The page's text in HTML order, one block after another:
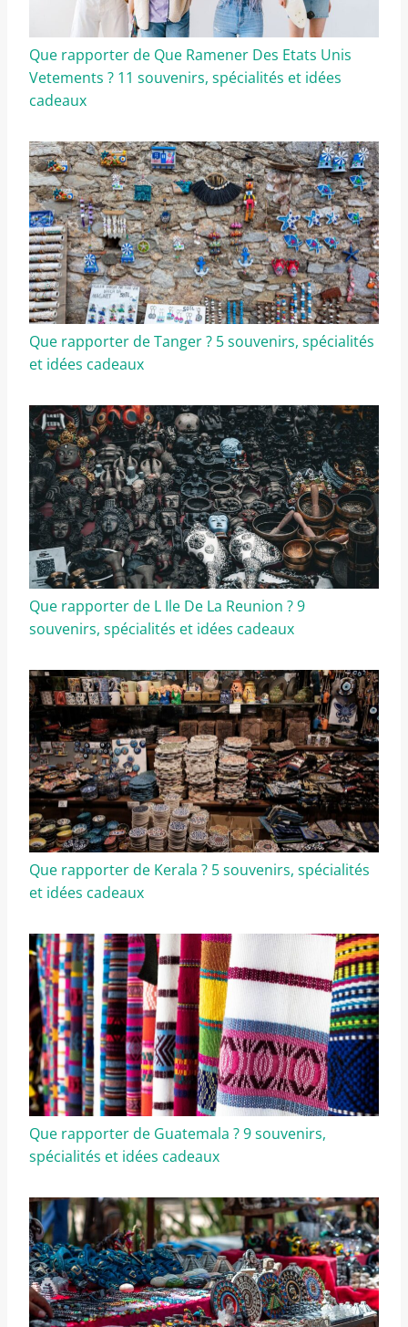
Que rapporter de Que Ramener Des Etats Unis
Vetements ? 11 souvenirs, spécialités et idées
cadeaux
Que rapporter de Tanger ? 5 souvenirs, spécialités
et idées cadeaux
Que rapporter de L Ile De La Reunion ? 9
souvenirs, spécialités et idées cadeaux
Que rapporter de Kerala ? 5 souvenirs, spécialités
et idées cadeaux
Que rapporter de Guatemala ? 9 souvenirs,
spécialités et idées cadeaux